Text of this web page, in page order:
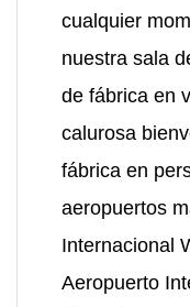
cualquier
nuestra sala
de fábrica en
calurosa
fábrica en
aeropuertos
Internacional
Aeropuerto